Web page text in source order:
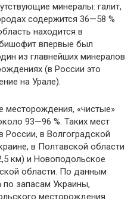
минералы: галит,
содержится 36—58 %
находится в
впервые был
из главнейших минералов
(в России это
на Урале).
месторождения, «чистые»
93—96 %. Таких мест
в Волгоградской
в Полтавской области
км) и Новоподольское
области. По данным
по запасам Украины,
месторождения